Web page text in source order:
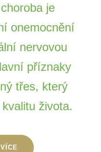
je
onemocnění
nervovou
příznaky
třes, který
života.